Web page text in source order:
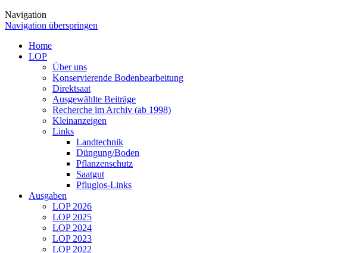
Navigation
Navigation überspringen
Home
LOP
Über uns
Konservierende Bodenbearbeitung
Direktsaat
Ausgewählte Beiträge
Recherche im Archiv (ab 1998)
Kleinanzeigen
Links
Landtechnik
Düngung/Boden
Pflanzenschutz
Saatgut
Pfluglos-Links
Ausgaben
LOP 2026
LOP 2025
LOP 2024
LOP 2023
LOP 2022